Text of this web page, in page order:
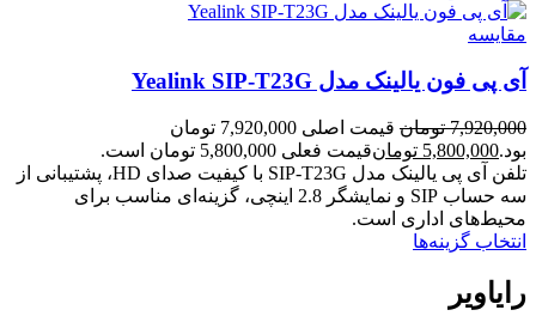
مقایسه
آی پی فون یالینک مدل Yealink SIP-T23G
7,920,000 تومان
قیمت اصلی 7,920,000 تومان
بود.5,800,000 تومانقیمت فعلی 5,800,000 تومان است.
تلفن آی پی یالینک مدل SIP-T23G با کیفیت صدای HD، پشتیبانی از
سه حساب SIP و نمایشگر 2.8 اینچی، گزینه‌ای مناسب برای
محیط‌های اداری است.
انتخاب گزینه‌ها
رایاویر